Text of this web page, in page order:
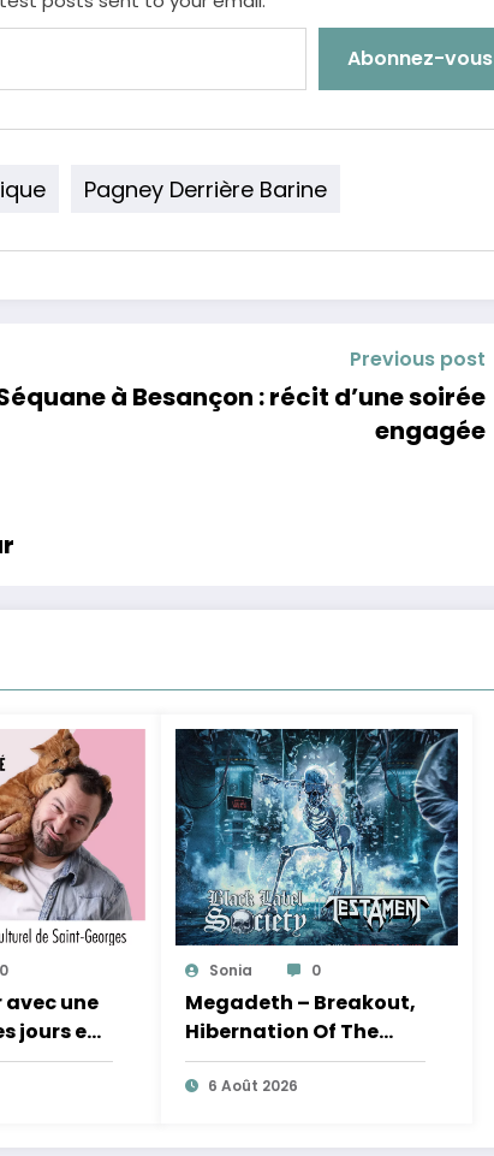
Abonnez-vous
Pagney Derrière Barine
Previous post
à Besançon : récit d’une soirée
engagée
0
avec une
jours en
Sonia 0
Megadeth – Breakout,
Hibernation Of The
Nations Europe Tour
20276 Août 2026